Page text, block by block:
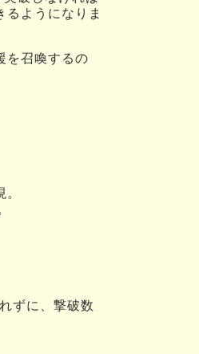
ようになりま
を召喚するの
ずに、撃破数